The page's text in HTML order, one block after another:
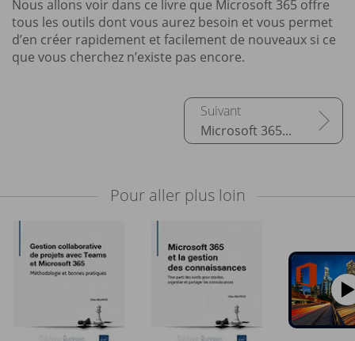
Nous allons voir dans ce livre que Microsoft 365 offre
tous les outils dont vous aurez besoin et vous permet
d’en créer rapidement et facilement de nouveaux si ce
que vous cherchez n’existe pas encore.
Microsoft 365, votre assistant personnel
Pour aller plus loin